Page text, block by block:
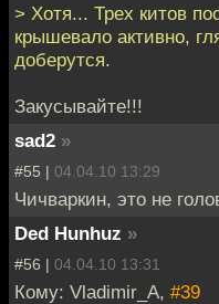
> Хотя... Трех китов
крышевало активно,
доберутся.
Закусывайте!!!
sad2 »
#55 | 04.04.10 13:29
Чичваркин, это не
Ded Hunhuz »
#56 | 04.04.10 13:31
Кому: Vladimir_A, #39